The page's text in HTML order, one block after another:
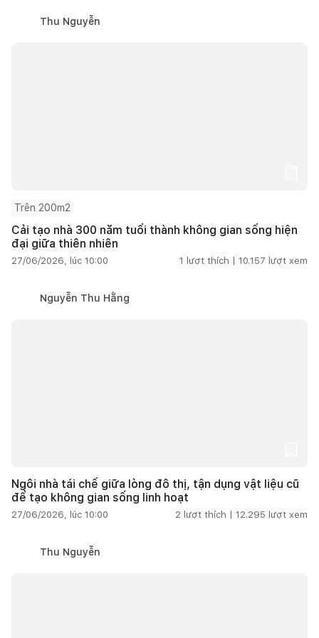
Thu Nguyễn
Trên 200m2
Cải tạo nhà 300 năm tuổi thành không gian sống hiện
đại giữa thiên nhiên
27/06/2026, lúc 10:00 1 lượt thích | 10.157 lượt xem
Nguyễn Thu Hằng
Ngôi nhà tái chế giữa lòng đô thị, tận dụng vật liệu cũ
để tạo không gian sống linh hoạt
27/06/2026, lúc 10:00 2 lượt thích | 12.295 lượt xem
Thu Nguyễn